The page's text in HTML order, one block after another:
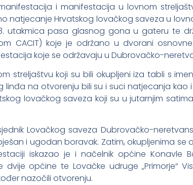
i manifestacija u lovnom
natjecanje Hrvatskog lovačkog saveza u
utakmica pasa glasnog gona u gateru te
CACIT) koje je održano u dvorani
koje se održavaju u Dubrovačko-
streljaštvu koji su bili okupljeni iza tabli s
linđa na otvorenju bili su i suci natjecanja kao
lovačkog saveza koji su u jutarnjim
Lovačkog saveza Dubrovačko-
i ugodan boravak. Zatim, okupljenima
iskazao je i načelnik općine Konavle
općine te Lovačke udruge „Primorje“
nazočili otvorenju.